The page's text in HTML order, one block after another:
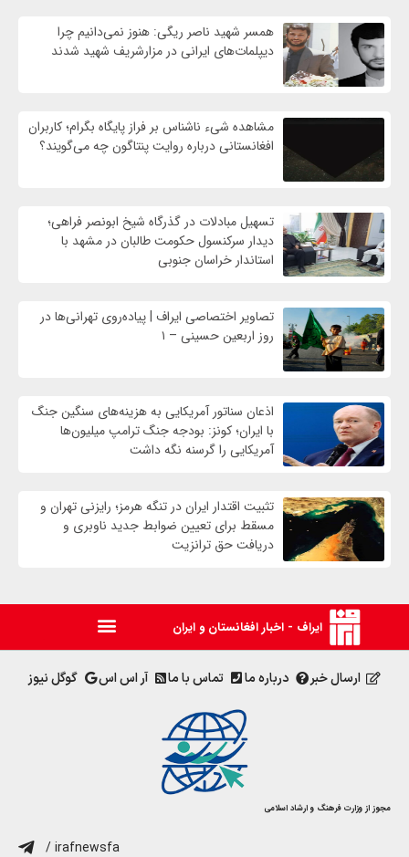
همسر شهید ناصر ریگی: هنوز نمی‌دانیم چرا
دیپلمات‌های ایرانی در مزارشریف شهید شدند
مشاهده شیء ناشناس بر فراز پایگاه بگرام؛ کاربران
افغانستانی درباره روایت پنتاگون چه می‌گویند؟
تسهیل مبادلات در گذرگاه شیخ ابونصر فراهی؛
دیدار سرکنسول حکومت طالبان در مشهد با
استاندار خراسان جنوبی
تصاویر اختصاصی ایراف | پیاده‌روی تهرانی‌ها در
روز اربعین حسینی – ۱
اذعان سناتور آمریکایی به هزینه‌های سنگین جنگ
با ایران؛ کونز: بودجه جنگ ترامپ میلیون‌ها
آمریکایی را گرسنه نگه داشت
تثبیت اقتدار ایران در تنگه هرمز؛ رایزنی تهران و
مسقط برای تعیین ضوابط جدید ناوبری و
دریافت حق ترانزیت
ایراف - اخبار افغانستان و ایران
ارسال خبر درباره ما تماس با ما آر اس اس گوگل نیوز
مجوز از وزارت فرهنگ و ارشاد اسلامی
/ irafnewsfa